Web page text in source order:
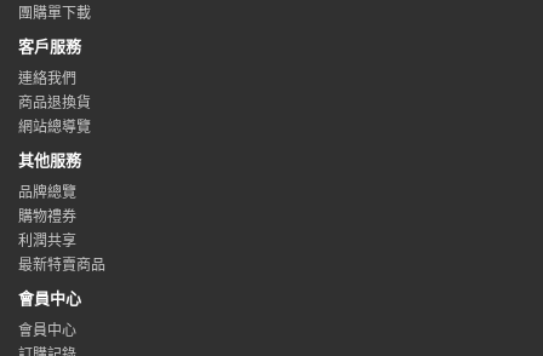
團購單下載
客戶服務
連絡我們
商品退換貨
網站總導覽
其他服務
品牌總覽
購物禮券
利潤共享
最新特賣商品
會員中心
會員中心